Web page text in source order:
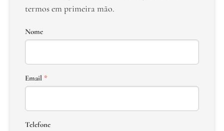
termos em primeira mão.
Nome
Email *
Telefone